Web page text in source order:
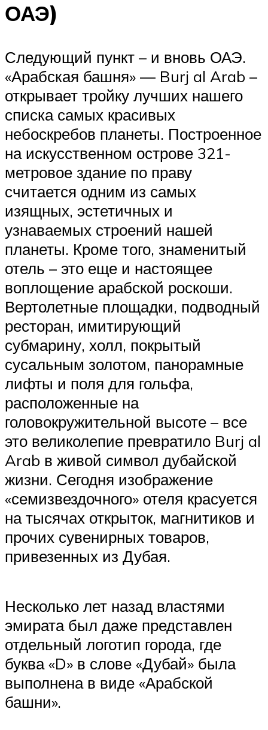
ОАЭ)
Следующий пункт – и вновь ОАЭ.
«Арабская башня» — Burj al Arab –
открывает тройку лучших нашего
списка самых красивых
небоскребов планеты. Построенное
на искусственном острове 321-
метровое здание по праву
считается одним из самых
изящных, эстетичных и
узнаваемых строений нашей
планеты. Кроме того, знаменитый
отель – это еще и настоящее
воплощение арабской роскоши.
Вертолетные площадки, подводный
ресторан, имитирующий
субмарину, холл, покрытый
сусальным золотом, панорамные
лифты и поля для гольфа,
расположенные на
головокружительной высоте – все
это великолепие превратило Burj al
Arab в живой символ дубайской
жизни. Сегодня изображение
«семизвездочного» отеля красуется
на тысячах открыток, магнитиков и
прочих сувенирных товаров,
привезенных из Дубая.
Несколько лет назад властями
эмирата был даже представлен
отдельный логотип города, где
буква «D» в слове «Дубай» была
выполнена в виде «Арабской
башни».